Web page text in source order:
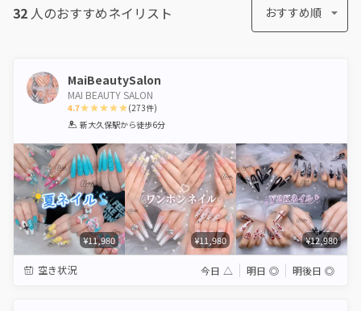
32 人のおすすめネイリスト おすすめ順
MaiBeautySalon
MAI BEAUTY SALON
4.7
1 2 3 4 5
(273件)
新大久保駅から徒歩6分
¥11,980 ¥11,980 ¥12,980
空き状況 今日 △ 明日 ◎ 明後日 ◎